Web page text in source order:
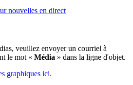
nouvelles en direct
veuillez envoyer un courriel à
le mot « Média » dans la ligne d'objet.
graphiques ici.